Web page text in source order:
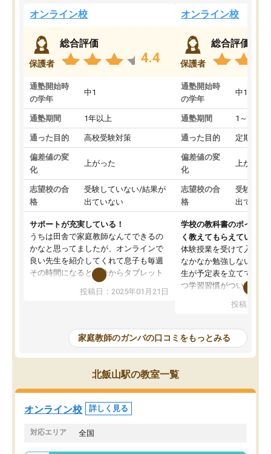
オンライン校
保護者
総合評価
4.4
通塾開始時
の学年
中1
通塾期間 1年以上
通った目的 高校受験対策
偏差値の変
化
上がった
志望校の合
格
受験していない/結果が
出ていない
サポートが充実している！
うちは田舎で家庭教師なんてできるの
かなと思ってましたが、オンラインで
良い先生を紹介してくれて息子も毎週
その時間になると自分からタブレット
を開いてzoomを繋げるようになりまし
た！5科目なんでもOKなのもとても気
めて1年ほどだった今では平均点以上の
科目が増えてきました！あと1年受験ま
であるので無料の週末教室を使用しな
がら頑張って欲しいと思います！
投稿日：2025年01月21日
オンライン校
保護者
総合評価
通塾開始時
の学年
中1
通塾期間 1～3ヵ月
通った目的 定期テス
偏差値の変
化
上がった
志望校の合
格
受験して
出ていな
学校の教科書のポイント
く教えてもらえている
体験授業を受けて入塾し
なかなか勉強しない息子
生が予定表を立ててくれ
つ学習習慣がついてきま
指導が無い日も予定表
問できるのでとても助か
投稿日：
家庭教師のガンバの口コミをもっとみる
北飯山駅の教室一覧
オンライン校 詳しく見る
対応エリア 全国